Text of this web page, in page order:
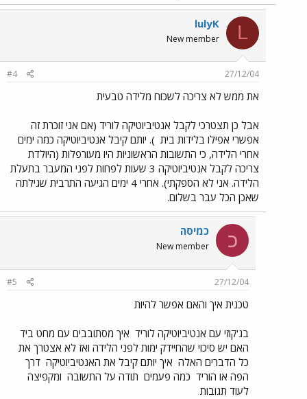
L
lulyK
New member
27/12/04
#4
את ממש לא צריכה לשכוח מלידה טבעית
אבל כן תצטרכי לקבל אנטיביוטיקה לוריד (אם אני זוכרת זה
אפשרי אפילו בלידות בית ). יותם קיבל אנטיביוטיקה כמה ימים
אחרי הלידה, כי התשובות הראשוניות היו מעורפלות (היולדת
צריכה לקבל אנטיביוטיקה 3 שעות לפחות לפני המעבר בתעלת
הלידה. אני לא הספקתי). אחרי 4 ימים הגיעה התרבית שגילתה
שאכן הכל עבר בשלום.
כ כמיסה
New member
27/12/04
#5
טכנית איך והאם אפשר להיות
בג'קוזי עם אנטיביוטיקה לוריד איך מסתובבים עם מחט ביד
האם יש סיכוי שהחיידק ימות לפני הלידה ואז לא אצטרך את
כל הדברים האלה איך יותם קיבל את האנטיביוטיקה דרך
הפה או הוריד כמה פעמים תודה על התשובה ומקפיצה
לעוד תגובות